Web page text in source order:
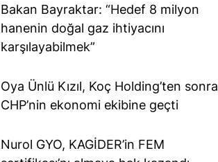
Bakan Bayraktar: “Hedef 8 milyon
hanenin doğal gaz ihtiyacını
karşılayabilmek”
Oya Ünlü Kızıl, Koç Holding’ten sonra
CHP’nin ekonomi ekibine geçti
Nurol GYO, KAGİDER’in FEM